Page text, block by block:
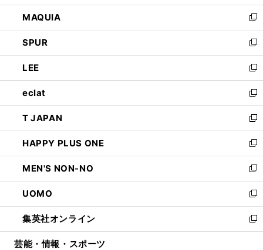
ン
ド
ウ
で
開
く
ウ
ィ
ン
ド
ウ
で
開
く
し
い
ウ
ィ
ン
ド
ウ
で
開
く
MAQUIA
新
し
い
ウ
ィ
ン
ド
ウ
で
開
く
SPUR
新
し
い
ウ
ィ
ン
ド
ウ
で
開
く
LEE
新
し
い
ウ
ィ
ン
ド
ウ
で
開
く
eclat
新
し
い
ウ
ィ
ン
ド
ウ
で
開
く
T JAPAN
新
し
い
ウ
ィ
ン
ド
ウ
で
開
HAPPY PLUS ONE
新
し
い
ウ
ィ
ン
ド
ウ
MEN'S NON-NO
新
し
い
ウ
ィ
ン
UOMO
新
し
い
ウ
集英社オンライン
新
し
芸能・情報・スポーツ